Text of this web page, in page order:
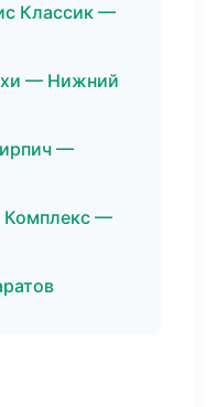
Классик —
— Нижний
—
Комплекс —